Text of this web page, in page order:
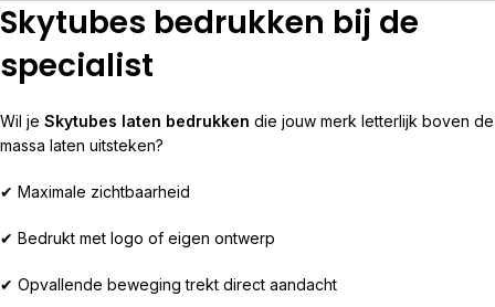
Skytubes bedrukken bij de
specialist
Wil je Skytubes laten bedrukken die jouw merk letterlijk boven de
massa laten uitsteken?
✔ Maximale zichtbaarheid
✔ Bedrukt met logo of eigen ontwerp
✔ Opvallende beweging trekt direct aandacht